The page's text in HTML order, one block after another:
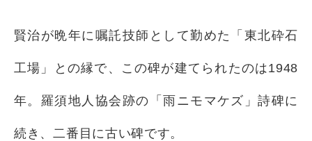
賢治が晩年に嘱託技師として勤めた「東北砕石
工場」との縁で、この碑が建てられたのは1948
年。羅須地人協会跡の「雨ニモマケズ」詩碑に
続き、二番目に古い碑です。